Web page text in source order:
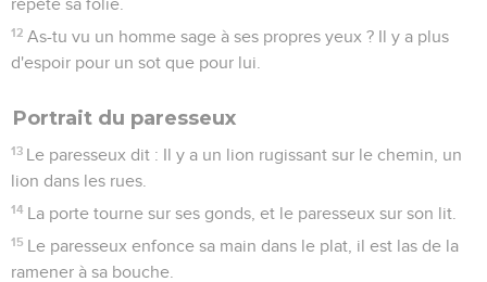
répète sa folie.
12 As-tu vu un homme sage à ses propres yeux ? Il y a plus
d'espoir pour un sot que pour lui.
Portrait du paresseux
13 Le paresseux dit : Il y a un lion rugissant sur le chemin, un
lion dans les rues.
14 La porte tourne sur ses gonds, et le paresseux sur son lit.
15 Le paresseux enfonce sa main dans le plat, il est las de la
ramener à sa bouche.